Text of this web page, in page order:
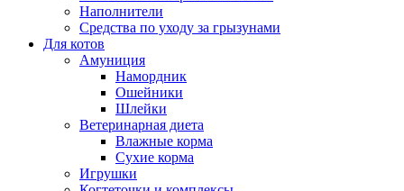
Наполнители
Средства по уходу за грызунами
Для котов
Амуниция
Намордник
Ошейники
Шлейки
Ветеринарная диета
Влажные корма
Сухие корма
Игрушки